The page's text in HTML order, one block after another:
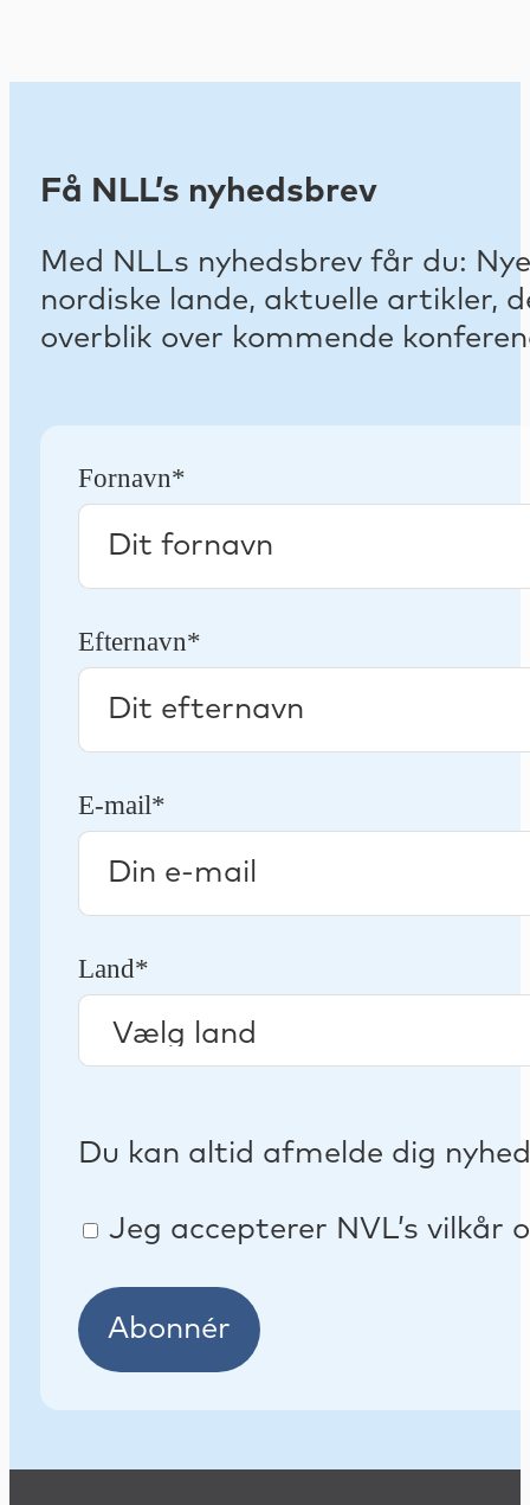
Få NLL’s nyhedsbrev
Med NLLs nyhedsbrev får du:
nordiske lande, aktuelle
overblik over kommende
Fornavn*
Efternavn*
E-mail*
Land*
Du kan altid afmelde dig
Jeg accepterer NVL’s vilkår
Abonnér